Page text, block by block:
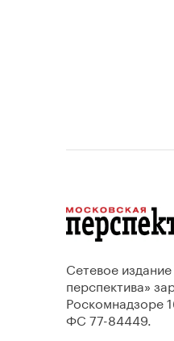
Сетевое
перспектива»
Роскомнадзоре
ФС 77-84449.